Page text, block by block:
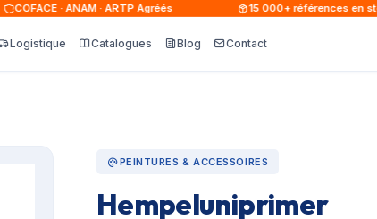
COFACE · ANAM · ARTP Agréés 15 000+ références en stock
Logistique Catalogues Blog Contact
PEINTURES & ACCESSOIRES
Hempeluniprimer